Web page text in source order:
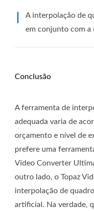
A interpolação de
em conjunto com a
Conclusão
A ferramenta de
adequada varia de
orçamento e nível de
prefere uma
Video Converter
outro lado, o Topaz
interpolação de
artificial. Na verdade,